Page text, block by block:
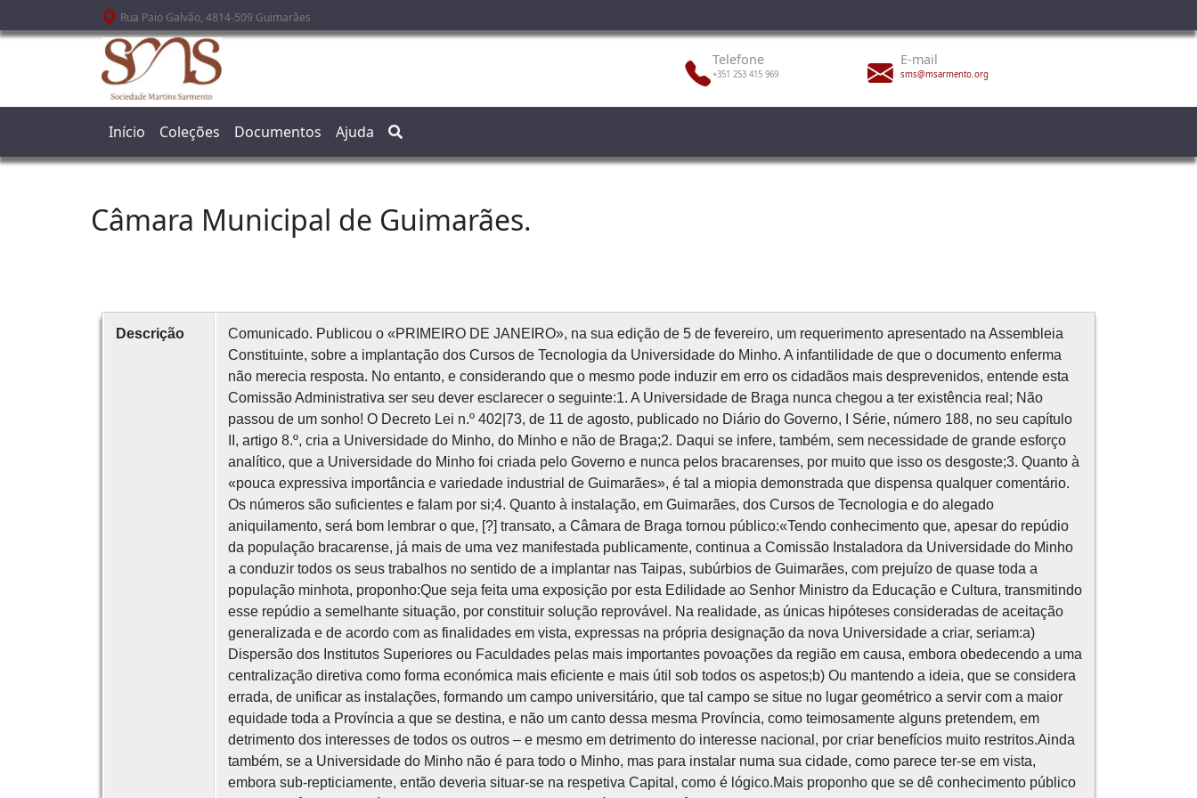
Passar para o conteúdo principal
Rua Paio Galvão, 4814-509 Guimarães
Telefone
+351 253 415 969
E-mail
sms@msarmento.org
Início Coleções Documentos Ajuda
Câmara Municipal de Guimarães.
Descrição
Comunicado. Publicou o «PRIMEIRO DE JANEIRO», na sua edição de 5 de fevereiro, um requerimento apresentado na Assembleia
Constituinte, sobre a implantação dos Cursos de Tecnologia da Universidade do Minho. A infantilidade de que o documento enferma
não merecia resposta. No entanto, e considerando que o mesmo pode induzir em erro os cidadãos mais desprevenidos, entende esta
Comissão Administrativa ser seu dever esclarecer o seguinte:1. A Universidade de Braga nunca chegou a ter existência real; Não
passou de um sonho! O Decreto Lei n.º 402|73, de 11 de agosto, publicado no Diário do Governo, I Série, número 188, no seu capítulo
II, artigo 8.º, cria a Universidade do Minho, do Minho e não de Braga;2. Daqui se infere, também, sem necessidade de grande esforço
analítico, que a Universidade do Minho foi criada pelo Governo e nunca pelos bracarenses, por muito que isso os desgoste;3. Quanto à
«pouca expressiva importância e variedade industrial de Guimarães», é tal a miopia demonstrada que dispensa qualquer comentário.
Os números são suficientes e falam por si;4. Quanto à instalação, em Guimarães, dos Cursos de Tecnologia e do alegado
aniquilamento, será bom lembrar o que, [?] transato, a Câmara de Braga tornou público:«Tendo conhecimento que, apesar do repúdio
da população bracarense, já mais de uma vez manifestada publicamente, continua a Comissão Instaladora da Universidade do Minho
a conduzir todos os seus trabalhos no sentido de a implantar nas Taipas, subúrbios de Guimarães, com prejuízo de quase toda a
população minhota, proponho:Que seja feita uma exposição por esta Edilidade ao Senhor Ministro da Educação e Cultura, transmitindo
esse repúdio a semelhante situação, por constituir solução reprovável. Na realidade, as únicas hipóteses consideradas de aceitação
generalizada e de acordo com as finalidades em vista, expressas na própria designação da nova Universidade a criar, seriam:a)
Dispersão dos Institutos Superiores ou Faculdades pelas mais importantes povoações da região em causa, embora obedecendo a uma
centralização diretiva como forma económica mais eficiente e mais útil sob todos os aspetos;b) Ou mantendo a ideia, que se considera
errada, de unificar as instalações, formando um campo universitário, que tal campo se situe no lugar geométrico a servir com a maior
equidade toda a Província a que se destina, e não um canto dessa mesma Província, como teimosamente alguns pretendem, em
detrimento dos interesses de todos os outros – e mesmo em detrimento do interesse nacional, por criar benefícios muito restritos.Ainda
também, se a Universidade do Minho não é para todo o Minho, mas para instalar numa sua cidade, como parece ter-se em vista,
embora sub-repticiamente, então deveria situar-se na respetiva Capital, como é lógico.Mais proponho que se dê conhecimento público